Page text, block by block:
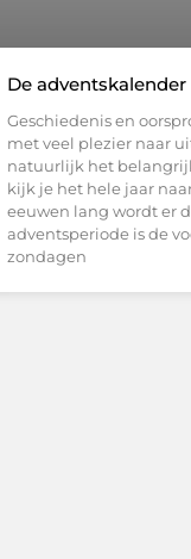
De adventskalender
Geschiedenis en
met veel plezier naar
natuurlijk het
kijk je het hele jaar
eeuwen lang wordt er
adventsperiode is de
zondagen